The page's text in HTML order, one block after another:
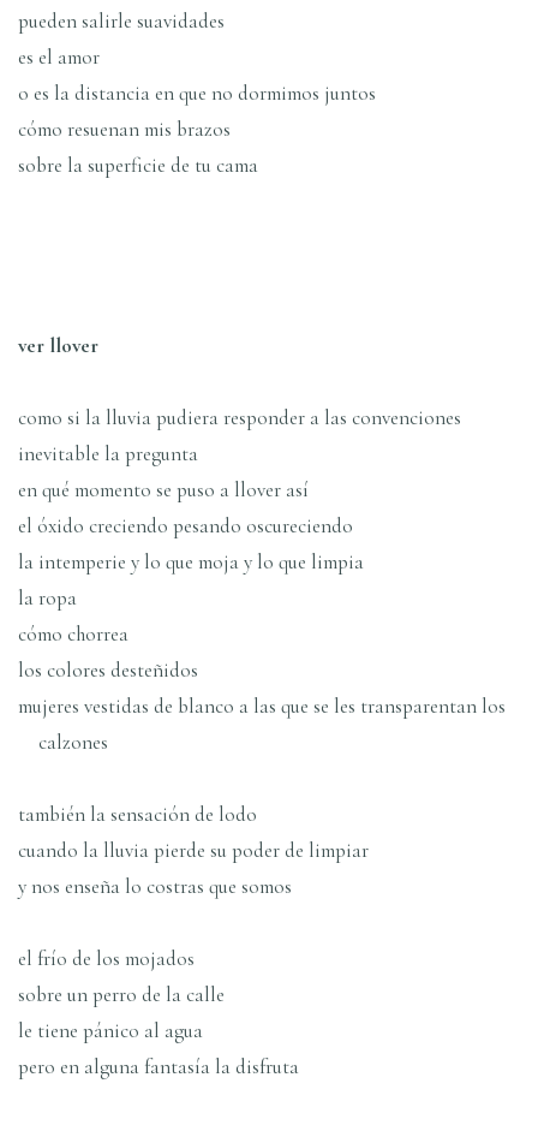
pueden salirle suavidades
es el amor
o es la distancia en que no dormimos juntos
cómo resuenan mis brazos
sobre la superficie de tu cama
ver llover
como si la lluvia pudiera responder a las convenciones
inevitable la pregunta
en qué momento se puso a llover así
el óxido creciendo pesando oscureciendo
la intemperie y lo que moja y lo que limpia
la ropa
cómo chorrea
los colores desteñidos
mujeres vestidas de blanco a las que se les transparentan los
calzones
también la sensación de lodo
cuando la lluvia pierde su poder de limpiar
y nos enseña lo costras que somos
el frío de los mojados
sobre un perro de la calle
le tiene pánico al agua
pero en alguna fantasía la disfruta